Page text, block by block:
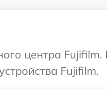
центра
Fujifilm.